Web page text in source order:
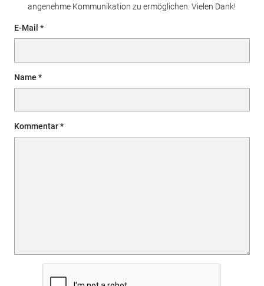
angenehme Kommunikation zu ermöglichen. Vielen Dank!
E-Mail
Name
Kommentar